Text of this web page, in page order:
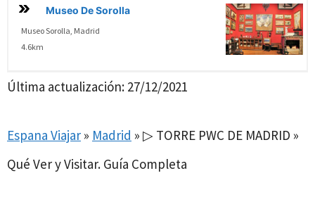
Museo De Sorolla
Museo Sorolla, Madrid
4.6km
Última actualización: 27/12/2021
Espana Viajar » Madrid » ▷ TORRE PWC DE MADRID »
Qué Ver y Visitar. Guía Completa